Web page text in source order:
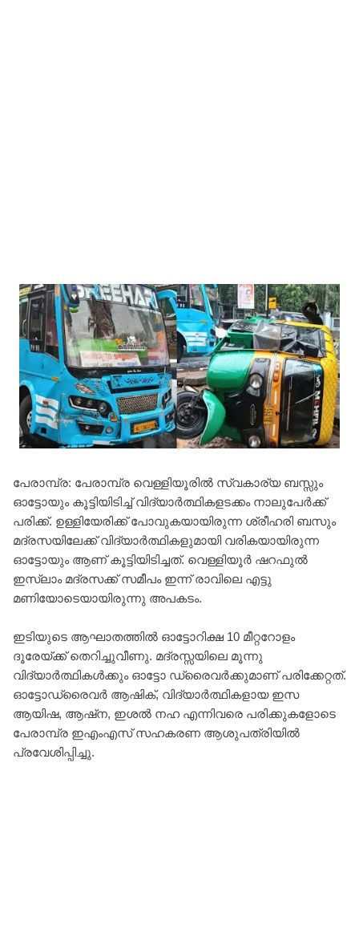
പേരാമ്പ്ര: പേരാമ്പ്ര വെള്ളിയൂരിൽ സ്വകാര്യ ബസ്സും
ഓട്ടോയും കൂട്ടിയിടിച്ച് വിദ്യാർത്ഥികളടക്കം നാലുപേർക്ക്
പരിക്ക്. ഉള്ളിയേരിക്ക് പോവുകയായിരുന്ന ശ്രീഹരി ബസും
മദ്രസയിലേക്ക് വിദ്യാർത്ഥികളുമായി വരികയായിരുന്ന
ഓട്ടോയും ആണ് കൂട്ടിയിടിച്ചത്. വെള്ളിയൂർ ഷറഫുൽ
ഇസ്ലാം മദ്രസക്ക് സമീപം ഇന്ന് രാവിലെ എട്ടു
മണിയോടെയായിരുന്നു അപകടം.
ഇടിയുടെ ആഘാതത്തിൽ ഓട്ടോറിക്ഷ 10 മീറ്ററോളം
ദൂരേയ്ക്ക് തെറിച്ചുവീണു. മദ്രസ്സയിലെ മൂന്നു
വിദ്യാർത്ഥികൾക്കും ഓട്ടോ ഡ്രൈവർക്കുമാണ് പരിക്കേറ്റത്.
ഓട്ടോഡ്രൈവർ ആഷിക്, വിദ്യാർത്ഥികളായ ഇസ
ആയിഷ, ആഷ്ന, ഇശൽ നഹ എന്നിവരെ പരിക്കുകളോടെ
പേരാമ്പ്ര ഇഎംഎസ് സഹകരണ ആശുപത്രിയിൽ
പ്രവേശിപ്പിച്ചു.